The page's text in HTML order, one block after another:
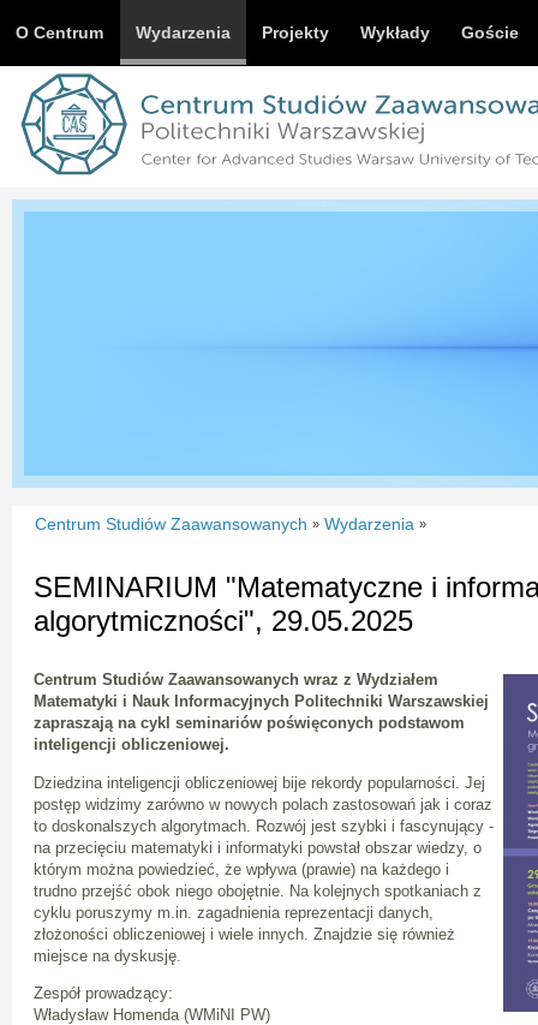
O Centrum Wydarzenia Projekty Wykłady Goście
Centrum Studiów Zaawansowanych » Wydarzenia »
SEMINARIUM "Matematyczne i
algorytmiczności", 29.05.2025
Centrum Studiów Zaawansowanych wraz z Wydziałem
Matematyki i Nauk Informacyjnych Politechniki Warszawskiej
zapraszają na cykl seminariów poświęconych podstawom
inteligencji obliczeniowej.
Dziedzina inteligencji obliczeniowej bije rekordy popularności. Jej
postęp widzimy zarówno w nowych polach zastosowań jak i coraz
to doskonalszych algorytmach. Rozwój jest szybki i fascynujący -
na przecięciu matematyki i informatyki powstał obszar wiedzy, o
którym można powiedzieć, że wpływa (prawie) na każdego i
trudno przejść obok niego obojętnie. Na kolejnych spotkaniach z
cyklu poruszymy m.in. zagadnienia reprezentacji danych,
złożoności obliczeniowej i wiele innych. Znajdzie się również
miejsce na dyskusję.
Zespół prowadzący:
Władysław Homenda (WMiNI PW)